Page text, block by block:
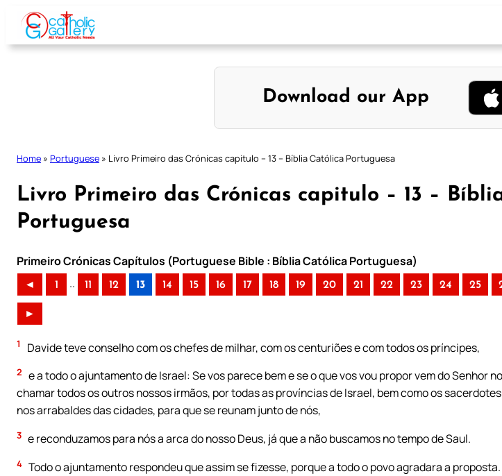
Skip
content
Download our App
Home » Portuguese » Livro Primeiro das Crónicas capitulo – 13 – Bíblia Católica Portuguesa
Livro Primeiro das Crónicas capitulo – 13 –
Portuguesa
Primeiro Crónicas Capítulos (Portuguese Bible : Bíblia Católica Portuguesa)
◄ 1 .. 11 12 13 14 15 16 17 18 19 20 21 22 23 24 25
►
1 Davide teve conselho com os chefes de milhar, com os centuriões e com todos os príncipes,
2 e a todo o ajuntamento de Israel: Se vos parece bem e se o que vos vou propor vem do Senhor
chamar todos os outros nossos irmãos, por todas as províncias de Israel, bem como os
nos arrabaldes das cidades, para que se reunam junto de nós,
3 e reconduzamos para nós a arca do nosso Deus, já que a não buscamos no tempo de Saul.
4 Todo o ajuntamento respondeu que assim se fizesse, porque a todo o povo agradara a proposta.